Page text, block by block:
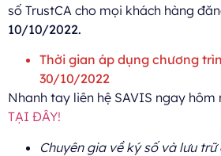
số TrustCA cho mọi khách hàng
10/10/2022.
Thời gian áp dụng chương
30/10/2022
Nhanh tay liên hệ SAVIS ngay
TẠI ĐÂY!
Chuyên gia về ký số và lưu trữ